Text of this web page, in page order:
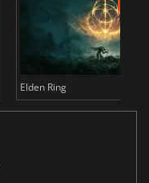
Elden Ring